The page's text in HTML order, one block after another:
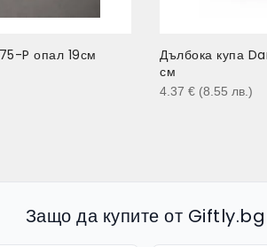
P опал 19см
Дълбока купа
см
4.37 € (8.55 лв. )
Защо да купите от Giftly.bg